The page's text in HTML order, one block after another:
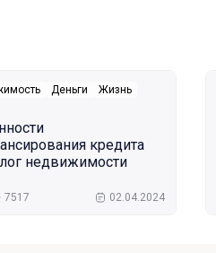
Деньги Жизнь
кредита
недвижимости
7517 02.04.2024